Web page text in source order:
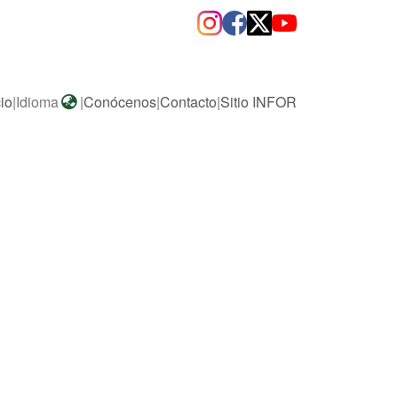
|Idioma |Conócenos|Contacto|Sitio INFOR